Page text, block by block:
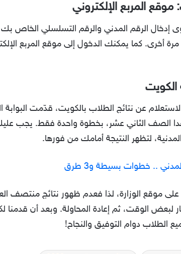
المربع الإلكتروني
إدخال الرقم المدني والرقم التسلسلي الخاص
الكويت
عن نتائج الطلاب بالكويت، قدّمت
عدا الصف الثاني عشر، بخطوة واحدة فقط. يجب
لتظهر النتيجة أمامك من فورها.
.. خطوات بسيطة و3 طرق
موقع الوزارة، لذا فعدم ظهور نتائج منتصف
لبعض الوقت، ثم إعادة المحاولة. وبعد أن قدمنا
الطلاب دوام التوفيق والنجاح!